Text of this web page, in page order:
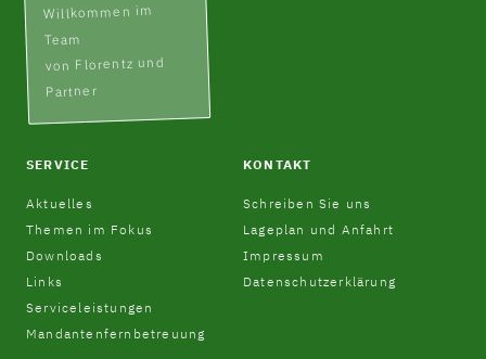
Willkommen im
Team
von Florentz und
Partner
SERVICE
Aktuelles
Themen im Fokus
Downloads
Links
Serviceleistungen
Mandantenfernbetreuung
KONTAKT
Schreiben Sie uns
Lageplan und Anfahrt
Impressum
Datenschutzerklärung